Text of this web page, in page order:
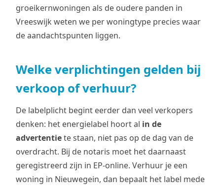
groeikernwoningen als de oudere panden in
Vreeswijk weten we per woningtype precies waar
de aandachtspunten liggen.
Welke verplichtingen gelden bij
verkoop of verhuur?
De labelplicht begint eerder dan veel verkopers
denken: het energielabel hoort al in de
advertentiete staan, niet pas op de dag van de
overdracht. Bij de notaris moet het daarnaast
geregistreerd zijn in EP-online. Verhuur je een
woning in Nieuwegein, dan bepaalt het label mede